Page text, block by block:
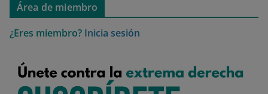
Área de miembro
¿Eres miembro? Inicia sesión